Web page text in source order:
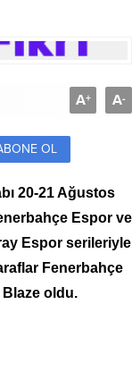
A+ A-
OL
20-21 Ağustos
Espor ve
Espor serileriyle
Fenerbahçe
oldu.